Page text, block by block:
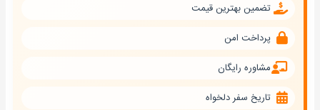
تضمین بهترین قیمت
پرداخت امن
مشاوره رایگان
تاریخ سفر دلخواه